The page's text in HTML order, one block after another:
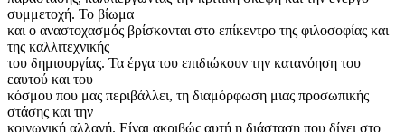
συμμετοχή. Το βίωμα
και ο αναστοχασμός βρίσκονται στο επίκεντρο της φιλοσοφίας και
της καλλιτεχνικής
του δημιουργίας. Τα έργα του επιδιώκουν την κατανόηση του
εαυτού και του
κόσμου που μας περιβάλλει, τη διαμόρφωση μιας προσωπικής
στάσης και την
κοινωνική αλλαγή. Είναι ακριβώς αυτή η διάσταση που δίνει στο